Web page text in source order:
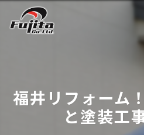
福井リフォーム
と塗装工